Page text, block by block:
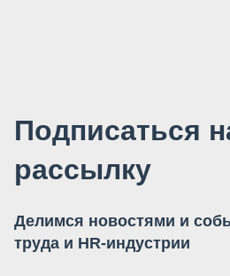
Подписаться
рассылку
Делимся новостями и
труда и HR-индустрии